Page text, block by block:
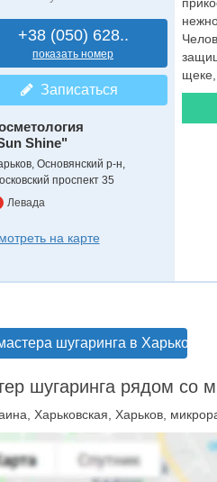
+38 (050) 628..
показать номер
Записаться
Shine"
Основянский р-н,
проспект 35
Левада
на карте
щеке,
шугаринга в Харькове
шугаринга рядом со
Харьковская, Харьков,